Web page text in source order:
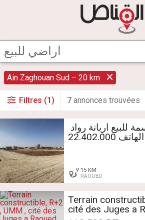
Ain Zaghouan Sud – 20 km
Filtres (1) 7 annonces trouvées
الهاتف 22.402.000
15 KM
RAOUED
Terrain
cité des Juges a